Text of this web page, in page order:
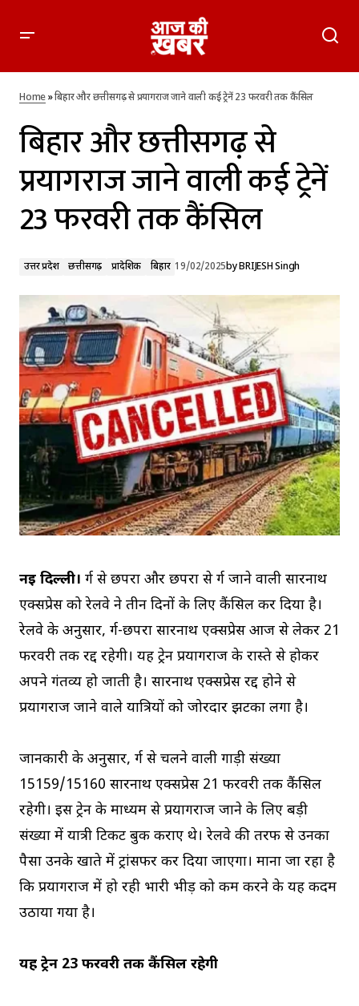
कैंसिल
Home»बिहार और छत्तीसगढ़ से प्रयागराज जाने वाली कई ट्रेनें 23 फरवरी तक कैंसिल
बिहार और छत्तीसगढ़ से
प्रयागराज जाने वाली कई ट्रेनें
23 फरवरी तक कैंसिल
उत्तर प्रदेश छत्तीसगढ़ प्रादेशिक बिहार 19/02/2025byBRIJESH Singh
नई दिल्ली। दुर्ग से छपरा और छपरा से दुर्ग जाने वाली सारनाथ
एक्सप्रेस को रेलवे ने तीन दिनों के लिए कैंसिल कर दिया है।
रेलवे के अनुसार, दुर्ग-छपरा सारनाथ एक्सप्रेस आज से लेकर 21
फरवरी तक रद्द रहेगी। यह ट्रेन प्रयागराज के रास्ते से होकर
अपने गंतव्य हो जाती है। सारनाथ एक्सप्रेस रद्द होने से
प्रयागराज जाने वाले यात्रियों को जोरदार झटका लगा है।
जानकारी के अनुसार, दुर्ग से चलने वाली गाड़ी संख्या
15159/15160 सारनाथ एक्सप्रेस 21 फरवरी तक कैंसिल
रहेगी। इस ट्रेन के माध्यम से प्रयागराज जाने के लिए बड़ी
संख्या में यात्री टिकट बुक कराए थे। रेलवे की तरफ से उनका
पैसा उनके खाते में ट्रांसफर कर दिया जाएगा। माना जा रहा है
कि प्रयागराज में हो रही भारी भीड़ को कम करने के यह कदम
उठाया गया है।
यह ट्रेन 23 फरवरी तक कैंसिल रहेगी